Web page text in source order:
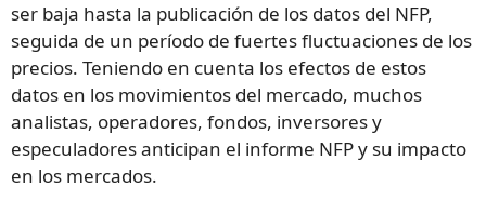
ser baja hasta la publicación de los datos del NFP,
seguida de un período de fuertes fluctuaciones de los
precios. Teniendo en cuenta los efectos de estos
datos en los movimientos del mercado, muchos
analistas, operadores, fondos, inversores y
especuladores anticipan el informe NFP y su impacto
en los mercados.